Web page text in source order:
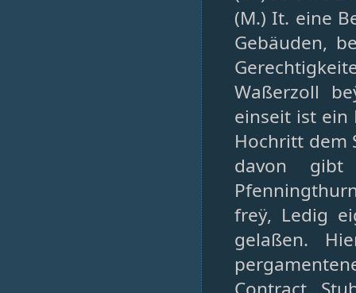
(M.) It. eine
Gebäuden,
Waßerzoll
einseit ist ein
Hochritt dem
davon gibt
freÿ, Ledig
gelaßen.